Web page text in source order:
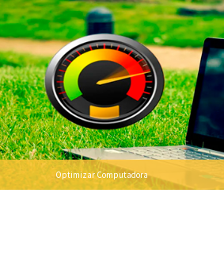
Optimizar Computadora